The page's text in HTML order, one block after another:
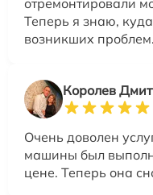
Теперь я знаю,
возникших проблем.
Королев
Очень доволен
машины был
цене. Теперь она